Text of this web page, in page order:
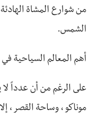
من شوارع المشاة
الشمس.
أهم المعالم السياحية
على الرغم من أن عدداً
موناكو ، وساحة القصر ،